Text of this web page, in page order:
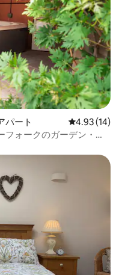
パート レビュー14
4.93 (14)
ォークのガーデン・リ